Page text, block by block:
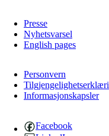
Presse
Nyhetsvarsel
English pages
Personvern
Informasjonskapsler
Facebook